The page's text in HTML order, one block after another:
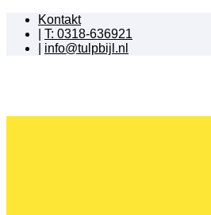
Kontakt
T: 0318-636921
info@tulpbijl.nl